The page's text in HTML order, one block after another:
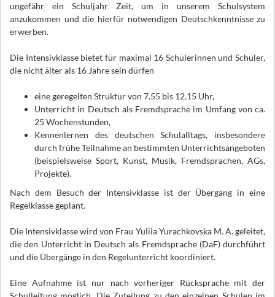
ungefähr ein Schuljahr Zeit, um in unserem Schulsystem
anzukommen und die hierfür notwendigen Deutschkenntnisse zu
erwerben.
Die Intensivklasse bietet für maximal 16 Schülerinnen und Schüler,
die nicht älter als 16 Jahre sein dürfen
eine geregelten Struktur von 7.55 bis 12.15 Uhr,
Unterricht in Deutsch als Fremdsprache im Umfang von ca.
25 Wochenstunden,
Kennenlernen des deutschen Schulalltags, insbesondere
durch frühe Teilnahme an bestimmten Unterrichtsangeboten
(beispielsweise Sport, Kunst, Musik, Fremdsprachen, AGs,
Projekte).
Nach dem Besuch der Intensivklasse ist der Übergang in eine
Regelklasse geplant.
Die Intensivklasse wird von Frau Yuliia Yurachkovska M. A. geleitet,
die den Unterricht in Deutsch als Fremdsprache (DaF) durchführt
und die Übergänge in den Regelunterricht koordiniert.
Eine Aufnahme ist nur nach vorheriger Rücksprache mit der